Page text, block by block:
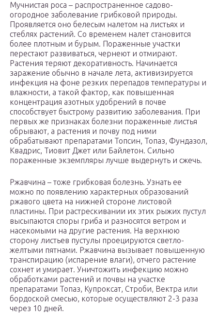
Мучнистая роса – распространенное садово-
огородное заболевание грибковой природы.
Проявляется оно белесым налетом на листьях и
стеблях растений. Со временем налет становится
более плотным и бурым. Пораженные участки
перестают развиваться, чернеют и отмирают.
Растения теряют декоративность. Начинается
заражение обычно в начале лета, активизируется
инфекция на фоне резких перепадов температуры и
влажности, а такой фактор, как повышенная
концентрация азотных удобрений в почве
способствует быстрому развитию заболевания. При
первых же признаках болезни пораженные листья
обрывают, а растения и почву под ними
обрабатывают препаратами Топсин, Топаз, Фундазол,
Квадрис, Тиовит Джет или Байлетон. Сильно
пораженные экземпляры лучше выдернуть и сжечь.
Ржавчина – тоже грибковая болезнь. Узнать ее
можно по появлению характерных образований
ржавого цвета на нижней стороне листовой
пластины. При растрескивании их этих рыжих пустул
высыпаются споры гриба и разносятся ветром и
насекомыми на другие растения. На верхнюю
сторону листьев пустулы проецируются светло-
желтыми пятнами. Ржавчина вызывает повышенную
транспирацию (испарение влаги), отчего растение
сохнет и умирает. Уничтожить инфекцию можно
обработками растений и почвы на участке
препаратами Топаз, Купроксат, Строби, Вектра или
бордоской смесью, которые осуществляют 2-3 раза
через 10 дней.